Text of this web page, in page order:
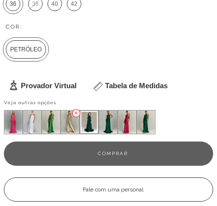
36 38 40 42
COR:
PETRÓLEO
Provador Virtual Tabela de Medidas
Veja outras opções
Fale com uma personal